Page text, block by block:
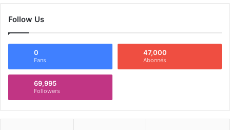
Follow Us
0
Fans
47,000
Abonnés
69,995
Followers